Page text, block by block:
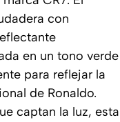
con
en un tono verde
para reflejar la
de Ronaldo.
captan la luz, esta